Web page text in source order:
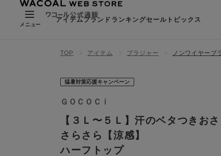
メニュー
アイテムブランド ランキングセールトピックス
TOP アイテム ブラジャー ノンワイヤーブ
猛暑対策応援キャンペーン
ＧＯＣＯＣｉ
【３Ｌ〜５Ｌ】汗のベタつきお
さらさら【涼感】
ハーフトップ